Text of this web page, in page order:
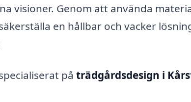
visioner. Genom att använda
en hållbar och vacker
på trädgårdsdesign i